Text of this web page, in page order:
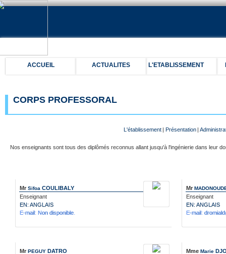
ACCUEIL ACTUALITES L'ETABLISSEMENT
CORPS PROFESSORAL
|
| Présentation
L'établissement
Nos enseignants sont tous des diplômés reconnus allant jusqu'à l'ingénierie dans leur
Mr Sifoa COULIBALY
Enseignant
EN: ANGLAIS
E-mail: Non disponible.
Mr
Enseignant
EN: ANGLAIS
E-mail:
Mr PEGUY DATRO
Mme Marie